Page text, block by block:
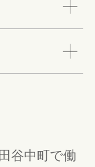
谷中町で働